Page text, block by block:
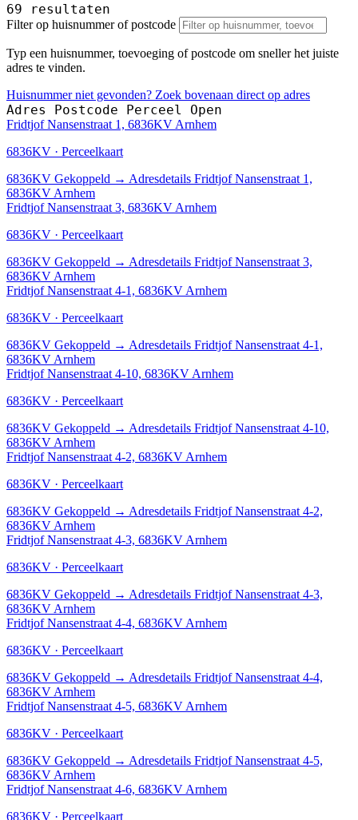
69 resultaten
Filter op huisnummer of postcode
Typ een huisnummer, toevoeging of postcode om sneller het juiste
adres te vinden.
Huisnummer niet gevonden? Zoek bovenaan direct op adres
Adres Postcode Perceel Open
Fridtjof Nansenstraat 1, 6836KV Arnhem
6836KV · Perceelkaart
6836KV Gekoppeld → Adresdetails Fridtjof Nansenstraat 1,
6836KV Arnhem
Fridtjof Nansenstraat 3, 6836KV Arnhem
6836KV · Perceelkaart
6836KV Gekoppeld → Adresdetails Fridtjof Nansenstraat 3,
6836KV Arnhem
Fridtjof Nansenstraat 4-1, 6836KV Arnhem
6836KV · Perceelkaart
6836KV Gekoppeld → Adresdetails Fridtjof Nansenstraat 4-1,
6836KV Arnhem
Fridtjof Nansenstraat 4-10, 6836KV Arnhem
6836KV · Perceelkaart
6836KV Gekoppeld → Adresdetails Fridtjof Nansenstraat 4-10,
6836KV Arnhem
Fridtjof Nansenstraat 4-2, 6836KV Arnhem
6836KV · Perceelkaart
6836KV Gekoppeld → Adresdetails Fridtjof Nansenstraat 4-2,
6836KV Arnhem
Fridtjof Nansenstraat 4-3, 6836KV Arnhem
6836KV · Perceelkaart
6836KV Gekoppeld → Adresdetails Fridtjof Nansenstraat 4-3,
6836KV Arnhem
Fridtjof Nansenstraat 4-4, 6836KV Arnhem
6836KV · Perceelkaart
6836KV Gekoppeld → Adresdetails Fridtjof Nansenstraat 4-4,
6836KV Arnhem
Fridtjof Nansenstraat 4-5, 6836KV Arnhem
6836KV · Perceelkaart
6836KV Gekoppeld → Adresdetails Fridtjof Nansenstraat 4-5,
6836KV Arnhem
Fridtjof Nansenstraat 4-6, 6836KV Arnhem
6836KV · Perceelkaart